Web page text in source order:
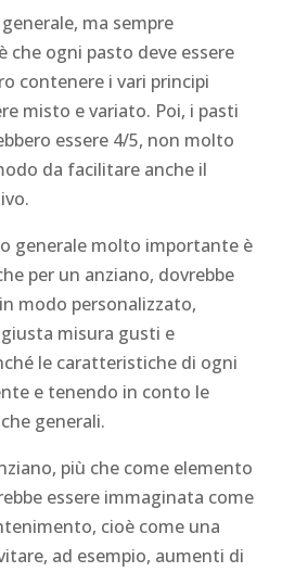
ma sempre
che ogni pasto deve essere
contenere i vari principi
misto e variato. Poi, i pasti
essere 4/5, non molto
da facilitare anche il
generale molto importante è
per un anziano, dovrebbe
modo personalizzato,
misura gusti e
le caratteristiche di ogni
e tenendo in conto le
generali.
più che come elemento
essere immaginata come
cioè come una
ad esempio, aumenti di